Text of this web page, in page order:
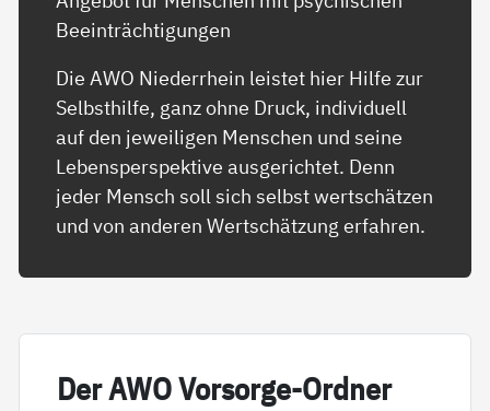
Beeinträchtigungen
Die AWO Niederrhein leistet hier Hilfe zur
Selbsthilfe, ganz ohne Druck, individuell
auf den jeweiligen Menschen und seine
Lebensperspektive ausgerichtet. Denn
jeder Mensch soll sich selbst wertschätzen
und von anderen Wertschätzung erfahren.
Der AWO Vor­sor­ge-Ord­ner